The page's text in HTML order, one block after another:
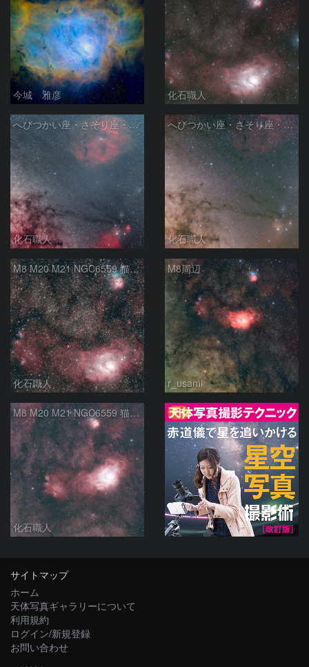
今城 雅彦 化石職人
へびつかい座・さそり座・いて座と天の川
化石職人
へびつかい座・さそり座・いて座と天の川
化石職人
M8 M20 M21 NGC6559 猫の手星雲 いて座
化石職人
M8周辺
r_usami
M8 M20 M21 NGC6559 猫の手星雲 いて座
化石職人
PR
サイトマップ
ホーム
天体写真ギャラリーについて
利用規約
ログイン/新規登録
お問い合わせ